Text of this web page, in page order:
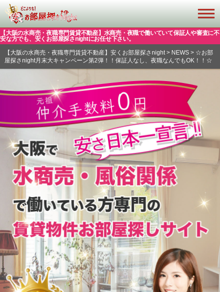
【大阪の水商売・夜職専門賃貸不動産】水商売・夜職で働いていて保証人や審査に不
安な方でも、安くお部屋探さnightにお任せ下さい。
【大阪の水商売・夜職専門賃貸不動産】安くお部屋探さnight> NEWS> ☆お部
屋探さnight月末大キャンペーン第2弾！！保証人なし、夜職なんでもOK！！☆